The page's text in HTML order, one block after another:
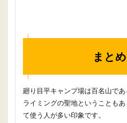
まとめ
廻り目平キャンプ場は百名山で
ライミングの聖地ということも
て使う人が多い印象です。